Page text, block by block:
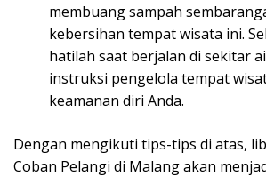
membuang sampah
kebersihan tempat wisata ini.
hatilah saat berjalan di sekitar
instruksi pengelola tempat
keamanan diri Anda.
Dengan mengikuti tips-tips di atas,
Coban Pelangi di Malang akan